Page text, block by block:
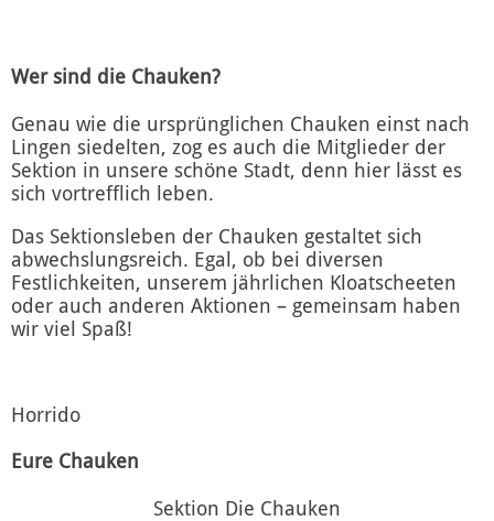
Wer sind die Chauken?
Genau wie die ursprünglichen Chauken einst nach
Lingen siedelten, zog es auch die Mitglieder der
Sektion in unsere schöne Stadt, denn hier lässt es
sich vortrefflich leben.
Das Sektionsleben der Chauken gestaltet sich
abwechslungsreich. Egal, ob bei diversen
Festlichkeiten, unserem jährlichen Kloatscheeten
oder auch anderen Aktionen – gemeinsam haben
wir viel Spaß!
Horrido
Eure Chauken
Sektion Die Chauken